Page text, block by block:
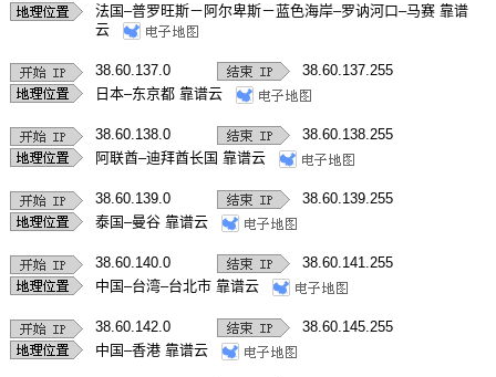
法国–普罗旺斯－阿尔卑斯－蓝色海岸–罗讷河口–马赛 靠谱
云
38.60.137.0
38.60.137.255
日本–东京都 靠谱云
38.60.138.0
38.60.138.255
阿联酋–迪拜酋长国 靠谱云
38.60.139.0
38.60.139.255
泰国–曼谷 靠谱云
38.60.140.0
38.60.141.255
中国–台湾–台北市 靠谱云
38.60.142.0
38.60.145.255
中国–香港 靠谱云